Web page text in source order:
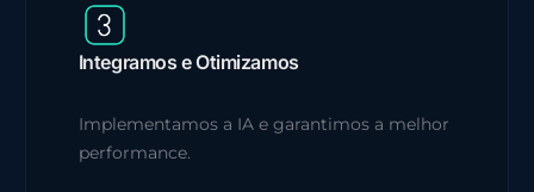
Integramos e Otimizamos
Implementamos a IA e garantimos a melhor
performance.